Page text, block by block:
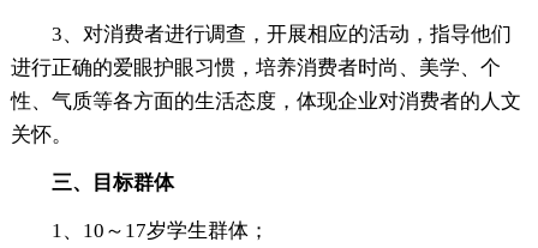
3、对消费者进行调查，开展相应的活动，指导他们
进行正确的爱眼护眼习惯，培养消费者时尚、美学、个
性、气质等各方面的生活态度，体现企业对消费者的人文
关怀。
三、目标群体
1、10～17岁学生群体；